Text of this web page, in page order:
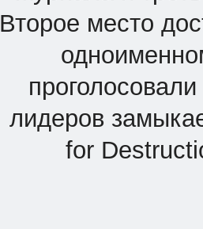
Второе место
лидеров
for